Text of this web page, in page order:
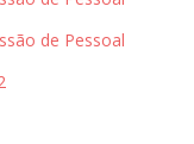
de Pessoal